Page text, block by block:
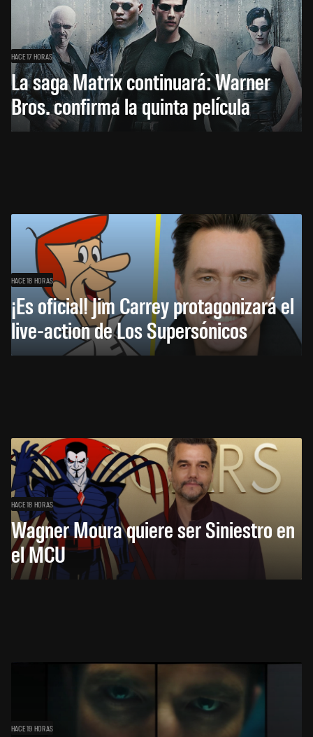
HACE 17 HORAS
La saga Matrix continuará: Warner
Bros. confirma la quinta película
HACE 18 HORAS
¡Es oficial! Jim Carrey protagonizará el
live-action de Los Supersónicos
HACE 18 HORAS
Wagner Moura quiere ser Siniestro en
el MCU
HACE 19 HORAS